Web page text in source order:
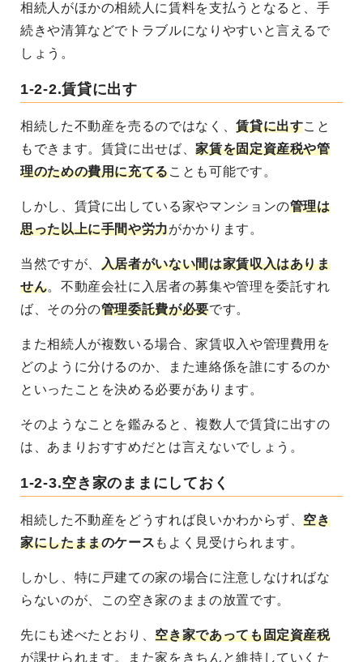
相続人がほかの相続人に賃料を支払うとなると、手
続きや清算などでトラブルになりやすいと言えるで
しょう。
1-2-2.賃貸に出す
相続した不動産を売るのではなく、賃貸に出すこと
もできます。賃貸に出せば、家賃を固定資産税や管
理のための費用に充てることも可能です。
しかし、賃貸に出している家やマンションの管理は
思った以上に手間や労力がかかります 。
当然ですが、 入居者がいない間は家賃収入はありま
せん。不動産会社に入居者の募集や管理を委託すれ
ば、その分の管理委託費が必要です。
また相続人が複数いる場合、家賃収入や管理費用を
どのように分けるのか、また連絡係を誰にするのか
といったことを決める必要があります。
そのようなことを鑑みると、複数人で賃貸に出すの
は、あまりおすすめだとは言えないでしょう。
1-2-3.空き家のままにしておく
相続した不動産をどうすれば良いかわからず、空き
家にしたままのケース もよく見受けられます。
しかし、特に戸建ての家の場合に注意しなければな
らないのが、この空き家のままの放置です。
先にも述べたとおり、空き家であっても固定資産税
が課せられます。また家をきちんと維持していくた